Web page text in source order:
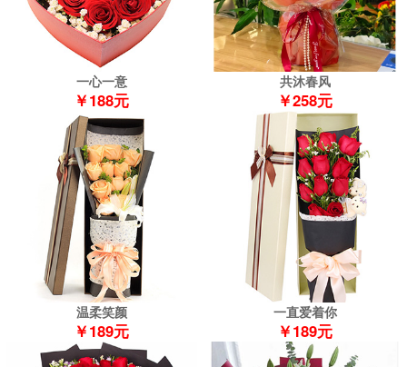
一心一意
￥188元
共沐春风
￥258元
温柔笑颜
￥189元
一直爱着你
￥189元